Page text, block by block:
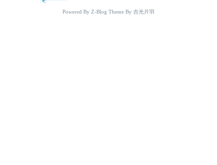
Powered By Z-Blog Theme By 吉光片羽